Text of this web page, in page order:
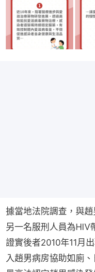
據當地法院調查，與
另一名服刑人員為HIV
證實後者2010年11月
入趙男病房協助如廁